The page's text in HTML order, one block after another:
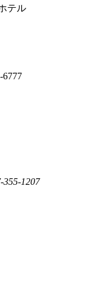
テル
6777
355-1207